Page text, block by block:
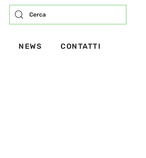
NEWS CONTATTI